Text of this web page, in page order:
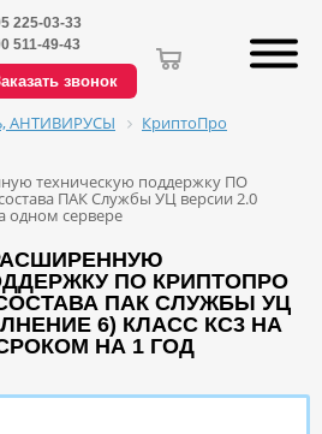
225-03-33
511-49-43
звонок
АНТИВИРУСЫ
КриптоПро
техническую поддержку ПО
ПАК Службы УЦ версии 2.0
одном сервере
ПО КРИПТОПРО
СОСТАВА ПАК СЛУЖБЫ УЦ
6) КЛАСС КС3 НА
НА 1 ГОД